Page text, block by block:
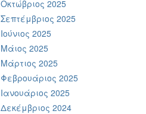
Οκτώβριος 2025
Σεπτέμβριος 2025
Ιούνιος 2025
Μάιος 2025
Μάρτιος 2025
Φεβρουάριος 2025
Ιανουάριος 2025
Δεκέμβριος 2024